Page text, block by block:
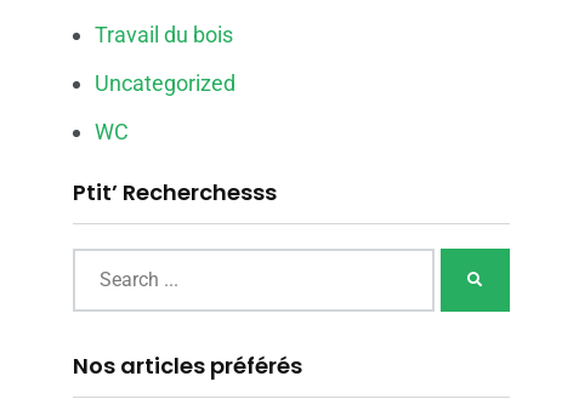
Travail du bois
Uncategorized
WC
Ptit’ Recherchesss
Nos articles préférés